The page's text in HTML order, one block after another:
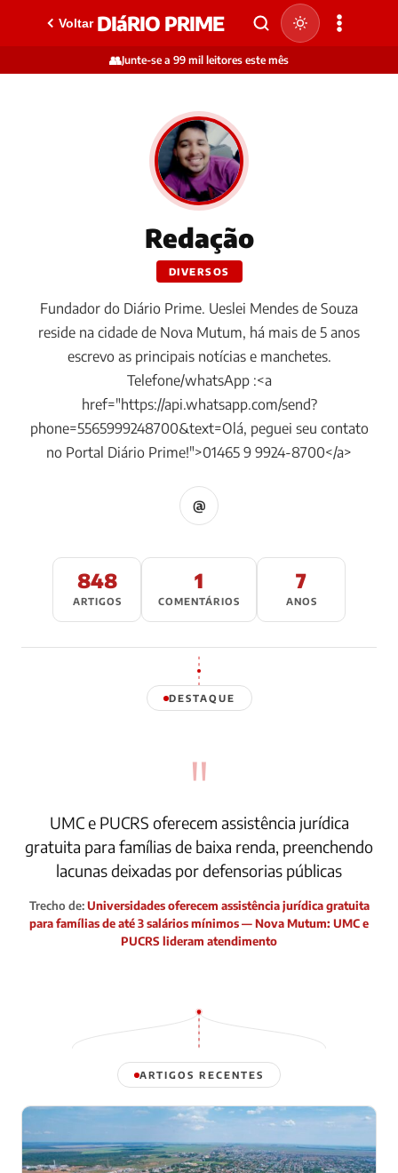
Voltar DIáRIO PRIME
👥Junte-se a 99 mil leitores este mês
Redação
DIVERSOS
Fundador do Diário Prime. Ueslei Mendes de Souza
reside na cidade de Nova Mutum, há mais de 5 anos
escrevo as principais notícias e manchetes.
Telefone/whatsApp :<a
href="https://api.whatsapp.com/send?
phone=5565999248700&text=Olá, peguei seu contato
no Portal Diário Prime!">01465 9 9924-8700</a>
@
848
ARTIGOS
1
COMENTÁRIOS
7
ANOS
DESTAQUE
"
UMC e PUCRS oferecem assistência jurídica
gratuita para famílias de baixa renda, preenchendo
lacunas deixadas por defensorias públicas
Trecho de:Universidades oferecem assistência jurídica gratuita
para famílias de até 3 salários mínimos — Nova Mutum: UMC e
PUCRS lideram atendimento
ARTIGOS RECENTES